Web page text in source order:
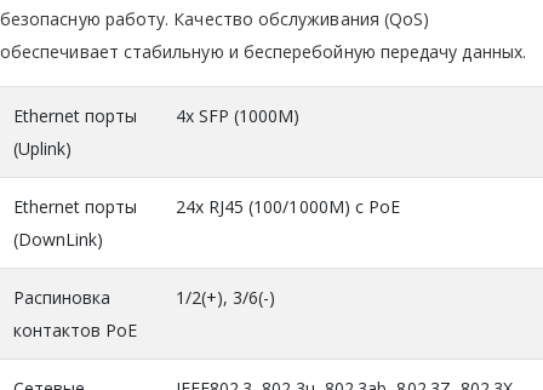
безопасную работу. Качество обслуживания (QoS)
обеспечивает стабильную и бесперебойную передачу данных.
Ethernet порты
(Uplink)
4x SFP (1000M)
Ethernet порты
(DownLink)
24x RJ45 (100/1000M) c PoE
Распиновка
контактов PoE
1/2(+), 3/6(-)